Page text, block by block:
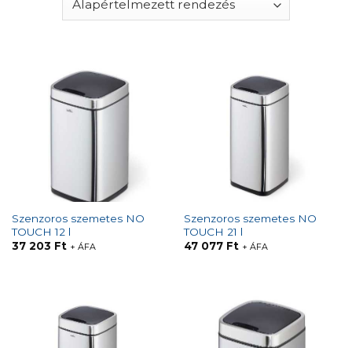
Szenzoros szemetes NO
TOUCH 12 l
37 203 Ft + ÁFA
Szenzoros szemetes NO
TOUCH 21 l
47 077 Ft + ÁFA